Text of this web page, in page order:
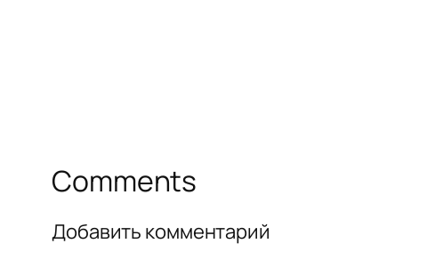
Comments
Добавить комментарий